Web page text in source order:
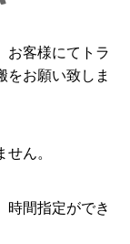
お客様にてトラ
をお願い致しま
ん。
時間指定ができ